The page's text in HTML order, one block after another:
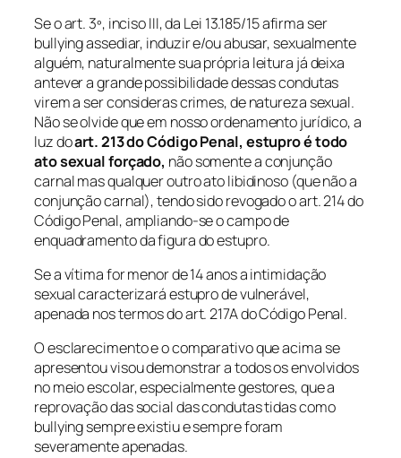
Se o art. 3º, inciso III, da Lei 13.185/15 afirma ser
bullyingassediar, induzir e/ou abusar, sexualmente
alguém, naturalmente sua própria leitura já deixa
antever a grande possibilidade dessas condutas
virem a ser consideras crimes, de natureza sexual.
Não se olvide que em nosso ordenamento jurídico, a
luz doart. 213 do Código Penal, estupro é todo
ato sexual forçado, não somente a conjunção
carnal mas qualquer outro ato libidinoso (que não a
conjunção carnal), tendo sido revogado o art. 214 do
Código Penal, ampliando-se o campo de
enquadramento da figura do estupro.
Se a vítima for menor de 14 anos a intimidação
sexual caracterizará estupro de vulnerável,
apenada nos termos do art. 217A do Código Penal.
O esclarecimento e o comparativo que acima se
apresentou visou demonstrar a todos os envolvidos
no meio escolar, especialmente gestores, que a
reprovação das social das condutas tidas como
bullyingsempre existiu e sempre foram
severamente apenadas.